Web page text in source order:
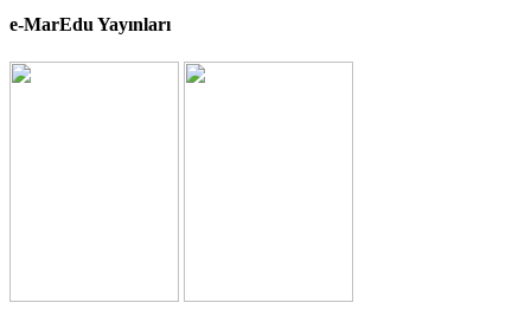
e-MarEdu Yayınları